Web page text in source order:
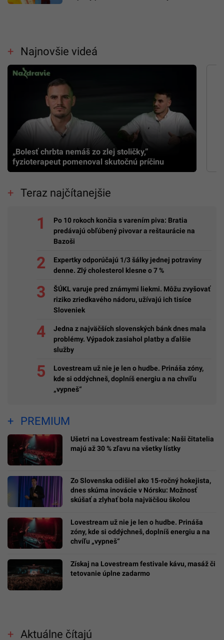
Najnovšie videá
„Bolesť chrbta nemáš zo zlej stoličky,”
fyzioterapeut pomenoval skutočnú príčinu
Teraz najčítanejšie
Po 10 rokoch končia s varením piva: Bratia
predávajú obľúbený pivovar a reštaurácie na
Bazoši
Expertky odporúčajú 1/3 šálky jednej potraviny
denne. Zlý cholesterol klesne o 7 %
ŠÚKL varuje pred známymi liekmi. Môžu zvyšovať
riziko zriedkavého nádoru, užívajú ich tisíce
Sloveniek
Jedna z najväčších slovenských bánk dnes mala
problémy. Výpadok zasiahol platby a ďalšie
služby
Lovestream už nie je len o hudbe. Prináša zóny,
kde si oddýchneš, doplníš energiu a na chvíľu
„vypneš“
PREMIUM
Ušetri na Lovestream festivale: Naši čitatelia
majú až 30 % zľavu na všetky lístky
Zo Slovenska odišiel ako 15-ročný hokejista,
dnes skúma inovácie v Nórsku: Možnosť
skúšať a zlyhať bola najväčšou školou
Lovestream už nie je len o hudbe. Prináša
zóny, kde si oddýchneš, doplníš energiu a na
chvíľu „vypneš“
Získaj na Lovestream festivale kávu, masáž či
tetovanie úplne zadarmo
Aktuálne čítajú